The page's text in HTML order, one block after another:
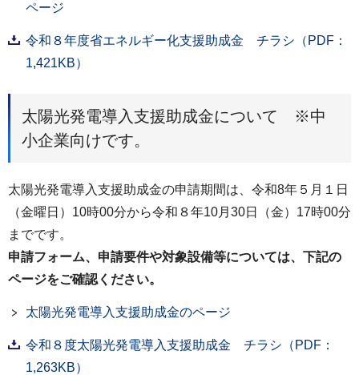
ページ
令和８年度省エネルギー化支援助成金 チラシ（PDF：
1,421KB）
太陽光発電導入支援助成金について ※中
小企業向けです。
太陽光発電導入支援助成金の申請期間は、令和8年５月１日
（金曜日）10時00分から令和８年10月30日（金）17時00分
までです。
申請フォーム、申請要件や対象設備等については、下記の
ページをご確認ください。
太陽光発電導入支援助成金のページ
令和８度太陽光発電導入支援助成金 チラシ（PDF：
1,263KB）